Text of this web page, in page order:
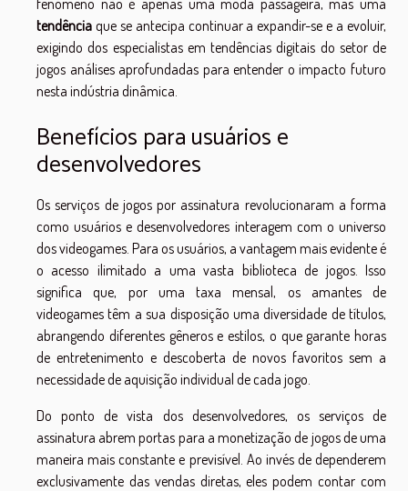
tendência que se antecipa continuar a expandir-se e a evoluir,
exigindo dos especialistas em tendências digitais do setor de
jogos análises aprofundadas para entender o impacto futuro
nesta indústria dinâmica.
Benefícios para usuários e
desenvolvedores
Os serviços de jogos por assinatura revolucionaram a forma
como usuários e desenvolvedores interagem com o universo
dos videogames. Para os usuários, a vantagem mais evidente é
o acesso ilimitado a uma vasta biblioteca de jogos. Isso
significa que, por uma taxa mensal, os amantes de
videogames têm a sua disposição uma diversidade de títulos,
abrangendo diferentes gêneros e estilos, o que garante horas
de entretenimento e descoberta de novos favoritos sem a
necessidade de aquisição individual de cada jogo.
Do ponto de vista dos desenvolvedores, os serviços de
assinatura abrem portas para a monetização de jogos de uma
maneira mais constante e previsível. Ao invés de dependerem
exclusivamente das vendas diretas, eles podem contar com